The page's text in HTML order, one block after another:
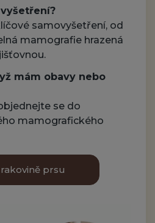
samovyšetření, od
mamografie hrazená
mám obavy nebo
se do
mamografického
prsu